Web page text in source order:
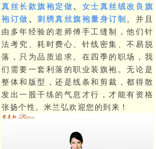
真丝长款旗袍定做、 女士真丝绒改良旗
袍订做、刺绣真丝旗袍量身订制。并且
由多年经验的老师傅手工缝制，他们针
法考究、耗时费心、针线密集、不易脱
落，只为品质追求。在四季的职场，我
们需要一套利落的职业装旗袍。无论是
整体和版型，还是线条和剪裁，都得散
发出一股干练的气息才行，才能有资格
张扬个性。米兰弘欢迎您的到来！